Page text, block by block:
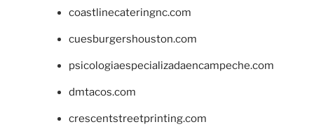
coastlinecateringnc.com
cuesburgershouston.com
psicologiaespecializadaencampeche.com
dmtacos.com
crescentstreetprinting.com